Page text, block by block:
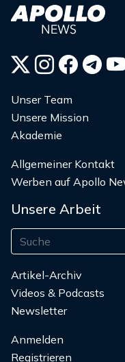
Unser Team
Unsere Mission
Akademie
Allgemeiner Kontakt
Werben auf Apollo
Unsere Arbeit
Artikel-Archiv
Videos & Podcasts
Newsletter
Anmelden
Registrieren